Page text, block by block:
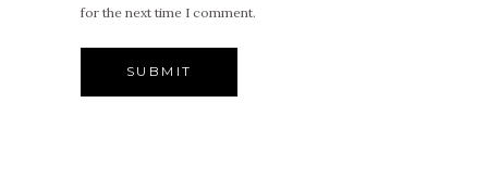
for the next time I comment.